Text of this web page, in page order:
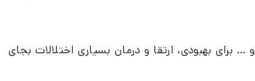
در واقع عصب درمانی نوعی ورزش و فیزیوتراپی برای مغز است که در این روش درمانی از تکنولوژیهایی همچون نوروفیدبک، بیوفیدبک، TDCS،AVE و … برای بهبودی، ارتقا و درمان بسیاری اختلالات بجای